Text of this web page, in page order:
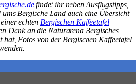
findet ihr neben Ausflugstipps,
ums Bergische Land auch eine Übersicht
echten Bergischen Kaffeetafel
Dank an die Naturarena Bergisches
Fotos von der Bergischen Kaffeetafel